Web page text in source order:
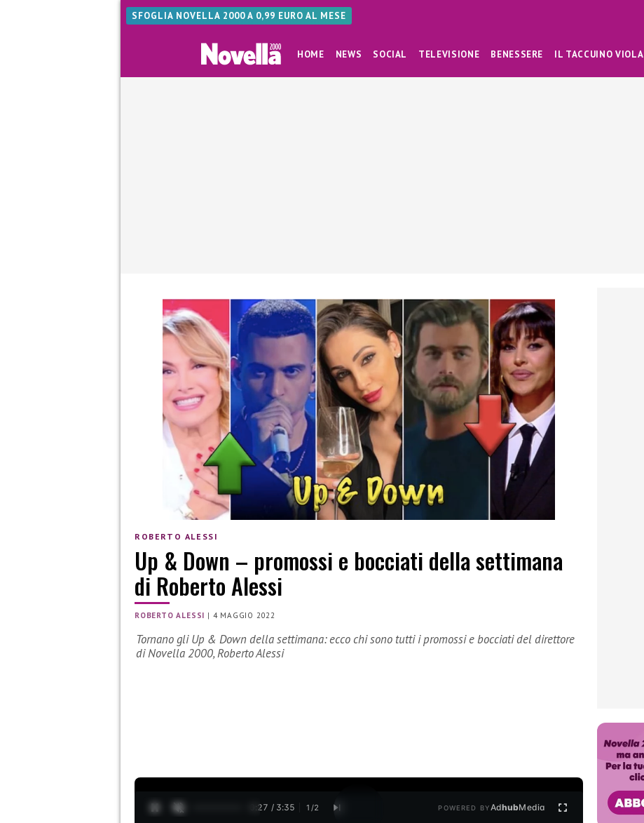
SFOGLIA NOVELLA 2000 A 0,99 EURO AL MESE
HOME NEWS SOCIAL TELEVISIONE BENESSERE IL TACCUINO VIOLA
ROBERTO ALESSI
Up & Down – promossi e bocciati della settimana
di Roberto Alessi
ROBERTO ALESSI | 4 MAGGIO 2022
Tornano gli Up & Down della settimana: ecco chi sono tutti i promossi e bocciati del direttore
di Novella 2000, Roberto Alessi
0:28 / 3:35 1 /2 POWERED BYAdhubMedia